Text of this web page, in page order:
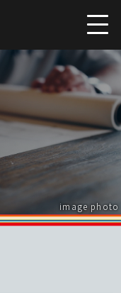
ロケーション
デザイン
image photo